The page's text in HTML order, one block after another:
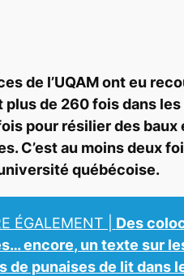
de l’UQAM ont eu
plus de 260 fois dans
pour résilier des baux
C’est au moins deux
québécoise.
ÉGALEMENT |
Des
encore, un texte sur
de punaises de lit dans